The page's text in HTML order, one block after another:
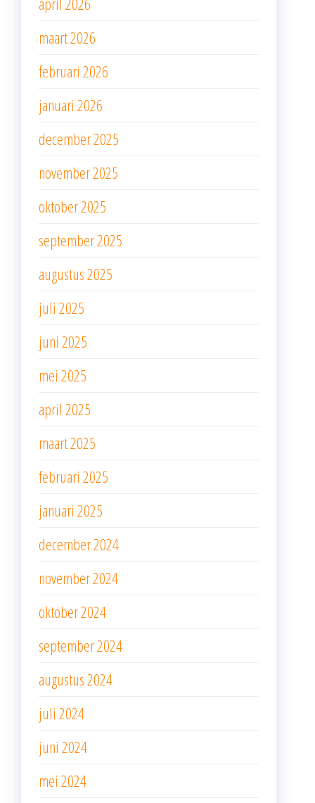
maart 2026
februari 2026
januari 2026
december 2025
november 2025
oktober 2025
september 2025
augustus 2025
juli 2025
juni 2025
mei 2025
april 2025
maart 2025
februari 2025
januari 2025
december 2024
november 2024
oktober 2024
september 2024
augustus 2024
juli 2024
juni 2024
mei 2024